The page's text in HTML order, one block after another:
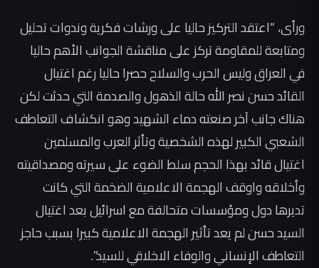
ورأى، “اعتقد التركيز حاليا على ورشات فكرية وندوات تحليل
ومتابعة للمقاومة تركز على مناقشة الجوانب الأهم حاليا
في العراق وليس الحرب والسلاح حصرا حاليا رغم اغتيال
القائد حسن نصر الله حالة الذهول والصدمة التي حدثت لكن
هناك جانب آخر صنعته دماء الشهيد وهو انكشاف التعاطف
الشعبي الكبير لهذه الشخصية وتأثر العرب والمسلمين
اغتيال قائد بهذا الحجم سلط الضوء على سيرته ومصداقيته
وأخلاقه واوقف الهجمة الاعلامية الضخمة التي كانت
تديرها دول ومؤسسات متحالفة مع اسرائيل بعد اغتيال
السيد حسن لم يعد تأثير الهجمة الاعلامية كبيرا بسبب حاجز
التعاطف الإنساني والوفاء الاخلاقي للسيد”.